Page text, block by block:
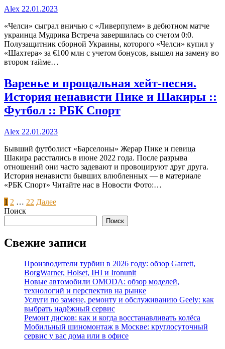
Alex 22.01.2023
«Челси» сыграл вничью с «Ливерпулем» в дебютном матче
украинца Мудрика Встреча завершилась со счетом 0:0.
Полузащитник сборной Украины, которого «Челси» купил у
«Шахтера» за €100 млн с учетом бонусов, вышел на замену во
втором тайме…
Варенье и прощальная хейт-песня.
История ненависти Пике и Шакиры ::
Футбол :: РБК Спорт
Alex 22.01.2023
Бывший футболист «Барселоны» Жерар Пике и певица
Шакира расстались в июне 2022 года. После разрыва
отношений они часто задевают и провоцируют друг друга.
История ненависти бывших влюбленных — в материале
«РБК Спорт» Читайте нас в Новости Фото:…
Пагинация
записей
1 2 … 22 Далее
Поиск
Поиск
Свежие записи
Производители турбин в 2026 году: обзор Garrett,
BorgWarner, Holset, IHI и Ironunit
Новые автомобили OMODA: обзор моделей,
технологий и перспектив на рынке
Услуги по замене, ремонту и обслуживанию Geely: как
выбрать надёжный сервис
Ремонт дисков: как и когда восстанавливать колёса
Мобильный шиномонтаж в Москве: круглосуточный
сервис у вас дома или в офисе